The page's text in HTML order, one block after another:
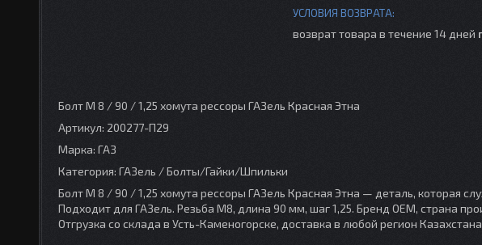
возврат товара в течение 14 дней
Болт М 8 / 90 / 1,25 хомута рессоры ГАЗель Красная Этна
Артикул: 200277-П29
Марка: ГАЗ
Категория: ГАЗель / Болты/Гайки/Шпильки
Болт М 8 / 90 / 1,25 хомута рессоры ГАЗель Красная Этна — деталь, которая
Подходит для ГАЗель. Резьба М8, длина 90 мм, шаг 1,25. Бренд OEM, страна
Отгрузка со склада в Усть-Каменогорске, доставка в любой регион